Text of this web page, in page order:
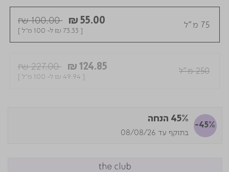
75 מ"ל Price reduced from
₪ 100.00to₪ 55.00
[
₪ 73.33 ל- 100 מ"ל ]
250 מ"ל Price reduced from
₪ 227.00to₪ 124.85
[
₪ 49.94 ל- 100 מ"ל ]
-45%
45% הנחה
בתוקף עד 08/08/26